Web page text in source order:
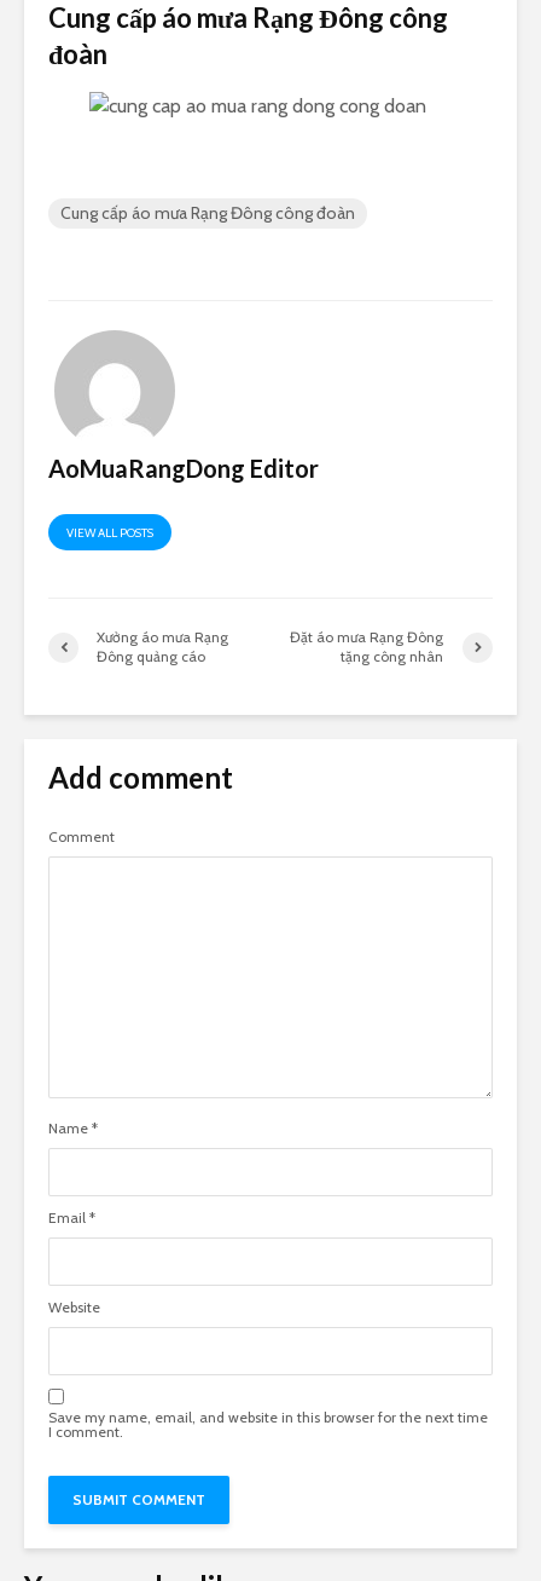
Cung cấp áo mưa Rạng Đông công
đoàn
Cung cấp áo mưa Rạng Đông công đoàn
AoMuaRangDong Editor
VIEW ALL POSTS
Xưởng áo mưa Rạng
Đông quảng cáo
Đặt áo mưa Rạng Đông
tặng công nhân
Add comment
Comment
Name *
Email *
Website
Save my name, email, and website in this browser for the next time
I comment.